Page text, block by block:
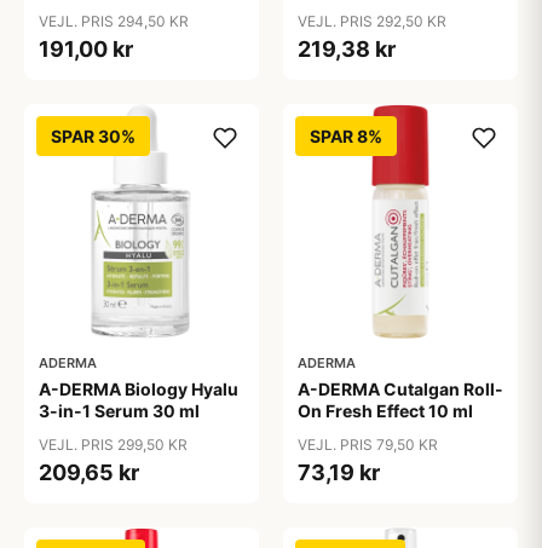
VEJL. PRIS 294,50 KR
191,00 kr
VEJL. PRIS 292,50 KR
219,38 kr
SPAR 30%
ADERMA
A-DERMA Biology Hyalu
3-in-1 Serum 30 ml
VEJL. PRIS 299,50 KR
209,65 kr
SPAR 8%
ADERMA
A-DERMA Cutalgan Roll-
On Fresh Effect 10 ml
VEJL. PRIS 79,50 KR
73,19 kr